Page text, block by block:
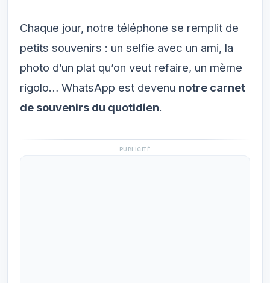
Chaque jour, notre téléphone se remplit de
petits souvenirs : un selfie avec un ami, la
photo d’un plat qu’on veut refaire, un mème
rigolo… WhatsApp est devenu notre carnet
de souvenirs du quotidien.
PUBLICITÉ